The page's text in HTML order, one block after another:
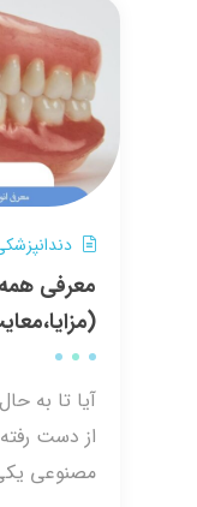
معرفی
آیا تا به
از دست
مصنوعی